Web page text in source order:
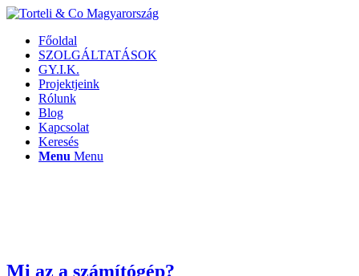
Főoldal
SZOLGÁLTATÁSOK
GY.I.K.
Projektjeink
Rólunk
Blog
Kapcsolat
Keresés
Menu Menu
Mi az a számítógép?